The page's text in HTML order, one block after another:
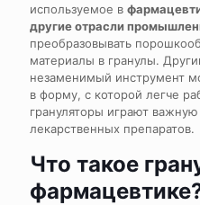
используемое в
другие отрасли
преобразовывать
материалы в гранулы.
незаменимый инструмент
в форму, с которой легче
грануляторы играют
лекарственных препаратов.
Что такое